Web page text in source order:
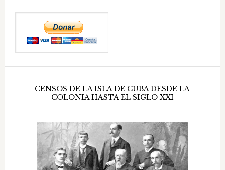
CENSOS DE LA ISLA DE CUBA DESDE LA
COLONIA HASTA EL SIGLO XXI